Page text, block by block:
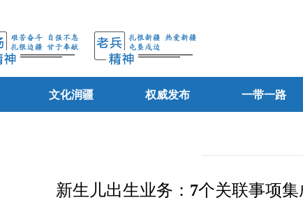
文化润疆 权威发布 一带一路
新生儿出生业务：7个关联事项集